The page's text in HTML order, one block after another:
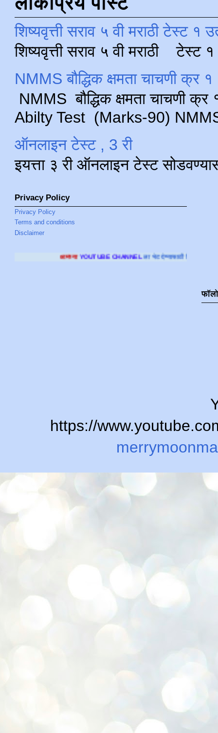
शिष्यवृत्ती सराव ५ वी मराठी टेस्ट १
शिष्यवृत्ती सराव ५ वी मराठी टेस्ट
NMMS बौद्धिक क्षमता चाचणी क्र
NMMS बौद्धिक क्षमता चाचणी
Abilty Test (Marks-90) NMMS
ऑनलाइन टेस्ट , 3 री
इयत्ता ३ री ऑनलाइन टेस्ट
Privacy Policy
Privacy Policy
Terms and conditions
Disclaimer
YOUTUBE CHANNELला भेट देण्यासाठी क्लिक करा.
https://